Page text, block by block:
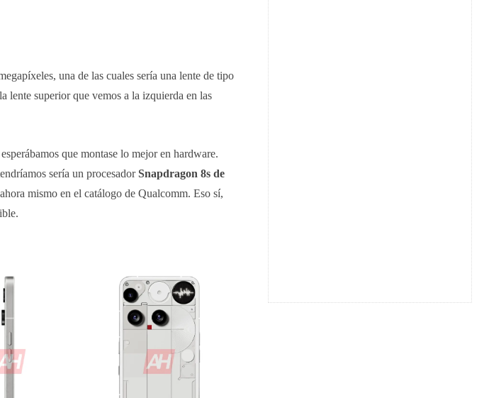
una de las cuales sería una lente de tipo
lente superior que vemos a la izquierda en las
que montase lo mejor en hardware.
sería un procesadorSnapdragon 8s de
mismo en el catálogo de Qualcomm. Eso sí,